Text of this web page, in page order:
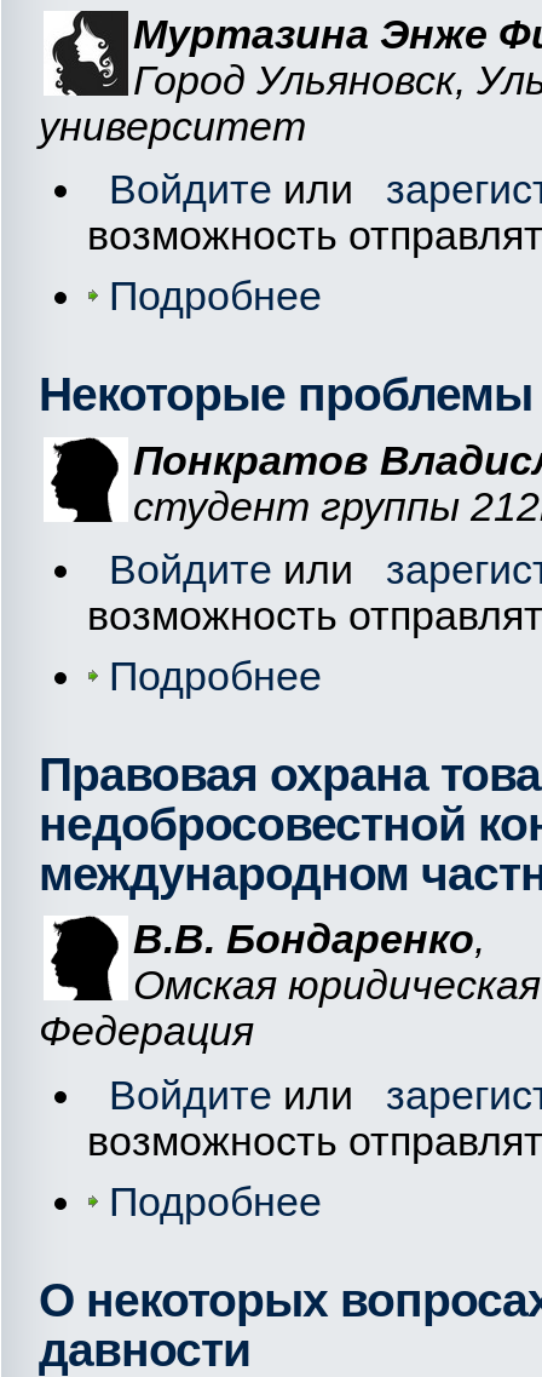
Муртазина Энже
Город Ульяновск,
университет
Войдите или
возможность
Подробнее
Некоторые
Понкратов
студент группы
Войдите или
возможность
Подробнее
Правовая охрана
недобросовестной
международном
В.В. Бондаренко,
Омская
Федерация
Войдите или
возможность
Подробнее
О некоторых
давности